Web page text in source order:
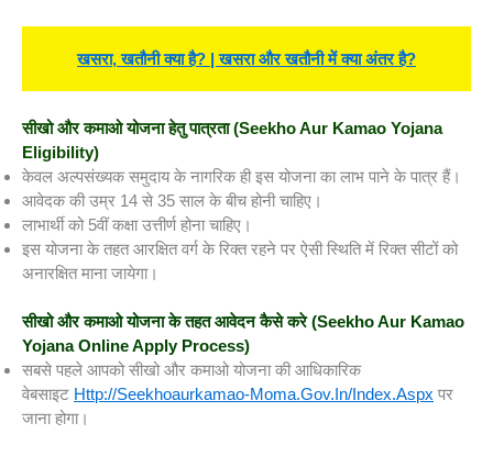
खसरा, खतौनी क्या है? | खसरा और खतौनी में क्या अंतर है?
सीखो और कमाओ योजना हेतु पात्रता(Seekho Aur Kamao Yojana
Eligibility)
केवल अल्पसंख्यक समुदाय के नागरिक ही इस योजना का लाभ पाने के पात्र हैं।
आवेदक की उम्र 14 से 35 साल के बीच होनी चाहिए।
लाभार्थी को 5वीं कक्षा उत्तीर्ण होना चाहिए।
इस योजना के तहत आरक्षित वर्ग के रिक्त रहने पर ऐसी स्थिति में रिक्त सीटों को
अनारक्षित माना जायेगा।
सीखो और कमाओ योजना के तहत आवेदन कैसे करे(Seekho Aur Kamao
Yojana Online Apply Process)
सबसे पहले आपको सीखो और कमाओ योजना की आधिकारिक
वेबसाइट Http://seekhoaurkamao-Moma.gov.in/Index.aspx पर
जाना होगा।